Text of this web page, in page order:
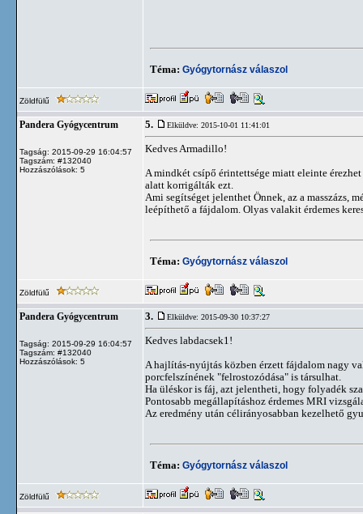
Téma: Gyógytornász válaszol
Zöldfülű
Pandera Gyógycentrum
Tagság: 2015-09-29 16:04:57
Tagszám: #132040
Hozzászólások: 5
5. Elküldve: 2015-10-01 11:41:01
Kedves Armadillo!
A mindkét csípő érintettsége miatt eleinte
alatt korrigálták ezt.
Ami segítséget jelenthet Önnek, az a masszázs,
leépíthető a fájdalom. Olyas valakit érdemes
Téma: Gyógytornász válaszol
Zöldfülű
Pandera Gyógycentrum
Tagság: 2015-09-29 16:04:57
Tagszám: #132040
Hozzászólások: 5
3. Elküldve: 2015-09-30 10:37:27
Kedves labdacsek1!
A hajlítás-nyújtás közben érzett fájdalom nagy
porcfelszínének "felrostozódása" is társulhat.
Ha üléskor is fáj, azt jelentheti, hogy folyadék
Pontosabb megállapításhoz érdemes MRI
Az eredmény után célirányosabban kezelhető
Téma: Gyógytornász válaszol
Zöldfülű